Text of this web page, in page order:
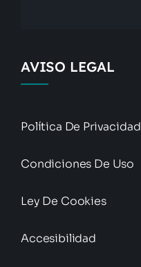
AVISO LEGAL
Política De Privacidad
Condiciones De Uso
Ley De Cookies
Accesibilidad